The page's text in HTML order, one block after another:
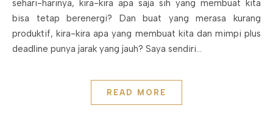
sehari-harinya, kira-kira apa saja sih yang membuat kita
bisa tetap berenergi? Dan buat yang merasa kurang
produktif, kira-kira apa yang membuat kita dan mimpi plus
deadline punya jarak yang jauh? Saya sendiri…
READ MORE